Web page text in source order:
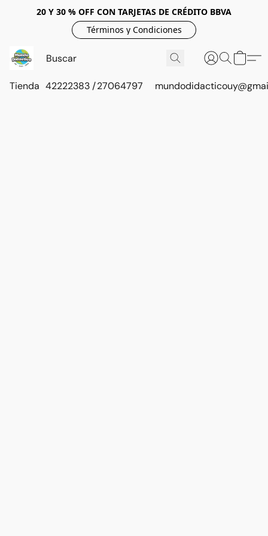
20 Y 30 % OFF CON TARJETAS DE CRÉDITO BBVA
Términos y Condiciones
Tienda 42222383 / 27064797